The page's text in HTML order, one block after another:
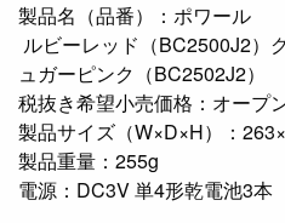
製品名（品番）：ポワール
ルビーレッド（BC2500J2
ュガーピンク（BC2502J2）
税抜き希望小売価格：オープ
製品サイズ（W×D×H）：
製品重量：255g
電源：DC3V 単4形乾電池3本